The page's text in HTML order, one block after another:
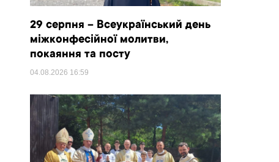
29 серпня – Всеукраїнський день
міжконфесійної молитви,
покаяння та посту
04.08.2026 16:59